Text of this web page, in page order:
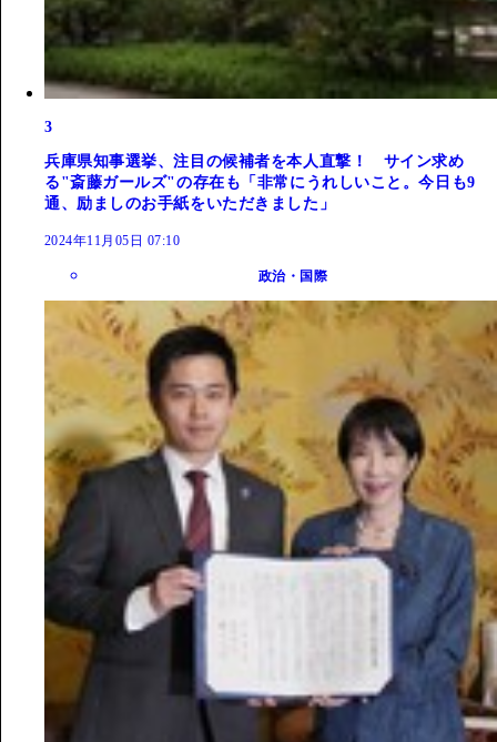
3
兵庫県知事選挙、注目の候補者を本人直撃！ サイン求め
る"斎藤ガールズ"の存在も「非常にうれしいこと。今日も9
通、励ましのお手紙をいただきました」
2024年11月05日 07:10
政治・国際